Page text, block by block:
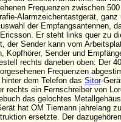
Frequenzen zwischen
Alarmzeichentastgerät,
der Empfangsantennen,
Er steht links quer zu
der Sender kann vom
Kopfhörer, Sender und
rechts daneben oben: Der
Frequenzen
dem Telefon das Sitor-
rechts ein Fernschreiber von
das gelochtes
hat OM Tiemann jahrelang
ersetzte. Der